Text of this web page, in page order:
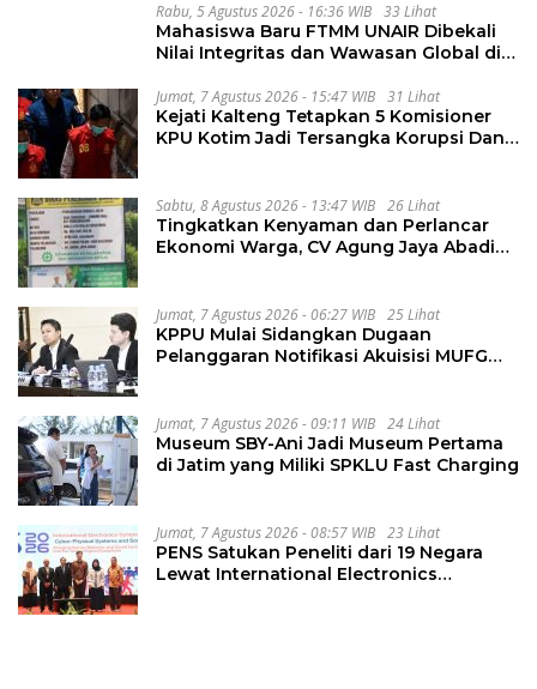
Rabu, 5 Agustus 2026 - 16:36 WIB 33 Lihat
Mahasiswa Baru FTMM UNAIR Dibekali
Nilai Integritas dan Wawasan Global di
Jumat, 7 Agustus 2026 - 15:47 WIB 31 Lihat
Kejati Kalteng Tetapkan 5 Komisioner
KPU Kotim Jadi Tersangka Korupsi Dana
Sabtu, 8 Agustus 2026 - 13:47 WIB 26 Lihat
Tingkatkan Kenyaman dan Perlancar
Ekonomi Warga, CV Agung Jaya Abadi
Jumat, 7 Agustus 2026 - 06:27 WIB 25 Lihat
KPPU Mulai Sidangkan Dugaan
Pelanggaran Notifikasi Akuisisi MUFG
Jumat, 7 Agustus 2026 - 09:11 WIB 24 Lihat
Museum SBY-Ani Jadi Museum Pertama
di Jatim yang Miliki SPKLU Fast Charging
Jumat, 7 Agustus 2026 - 08:57 WIB 23 Lihat
PENS Satukan Peneliti dari 19 Negara
Lewat International Electronics